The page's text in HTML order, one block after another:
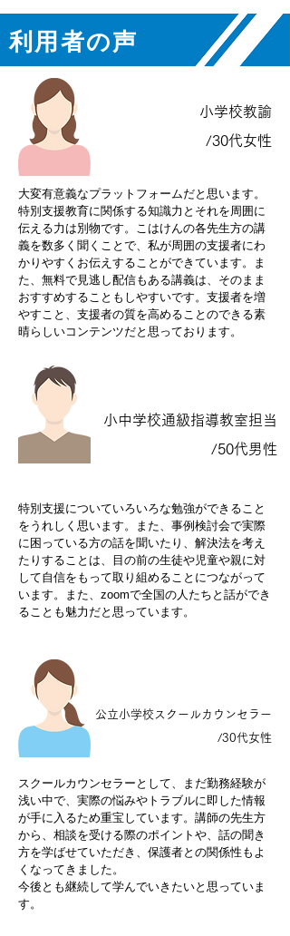
利用者の声
小学校教諭
/30代女性
大変有意義なプラットフォームだと思います。
特別支援教育に関係する知識力とそれを周囲に
伝える力は別物です。こはけんの各先生方の講
義を数多く聞くことで、私が周囲の支援者にわ
かりやすくお伝えすることができています。ま
た、無料で見逃し配信もある講義は、そのまま
おすすめすることもしやすいです。支援者を増
やすこと、支援者の質を高めることのできる素
晴らしいコンテンツだと思っております。
小中学校通級指導教室担当
/50代男性
特別支援についていろいろな勉強ができること
をうれしく思います。また、事例検討会で実際
に困っている方の話を聞いたり、解決法を考え
たりすることは、目の前の生徒や児童や親に対
して自信をもって取り組めることにつながって
います。また、zoomで全国の人たちと話ができ
ることも魅力だと思っています。
公立小学校スクールカウンセラー
/30代女性
スクールカウンセラーとして、まだ勤務経験が
浅い中で、実際の悩みやトラブルに即した情報
が手に入るため重宝しています。講師の先生方
から、相談を受ける際のポイントや、話の聞き
方を学ばせていただき、保護者との関係性もよ
くなってきました。
今後とも継続して学んでいきたいと思っていま
す。